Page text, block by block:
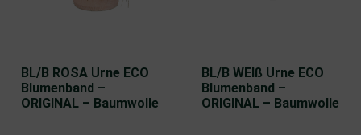
BL/B ROSA Urne ECO
Blumenband –
ORIGINAL – Baumwolle
BL/B WEIß Urne ECO
Blumenband –
ORIGINAL – Baumwolle